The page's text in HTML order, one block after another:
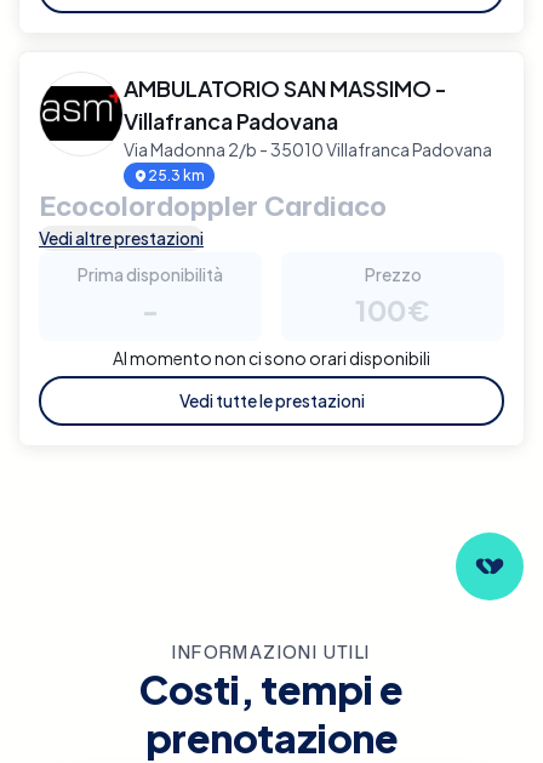
AMBULATORIO SAN MASSIMO -
Villafranca Padovana
Via Madonna 2/b - 35010 Villafranca Padovana
25.3 km
Ecocolordoppler Cardiaco
Vedi altre prestazioni
Prima disponibilità
-
Prezzo
100€
Al momento non ci sono orari disponibili
Vedi tutte le prestazioni
INFORMAZIONI UTILI
Costi, tempi e
prenotazione